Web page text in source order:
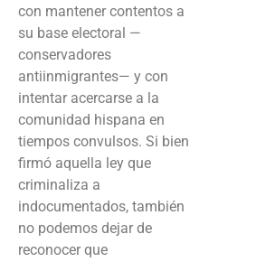
con mantener contentos a
su base electoral —
conservadores
antiinmigrantes— y con
intentar acercarse a la
comunidad hispana en
tiempos convulsos. Si bien
firmó aquella ley que
criminaliza a
indocumentados, también
no podemos dejar de
reconocer que